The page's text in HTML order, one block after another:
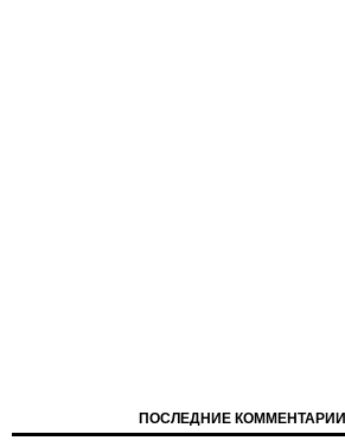
ПОСЛЕДНИЕ КОММЕНТАРИИ